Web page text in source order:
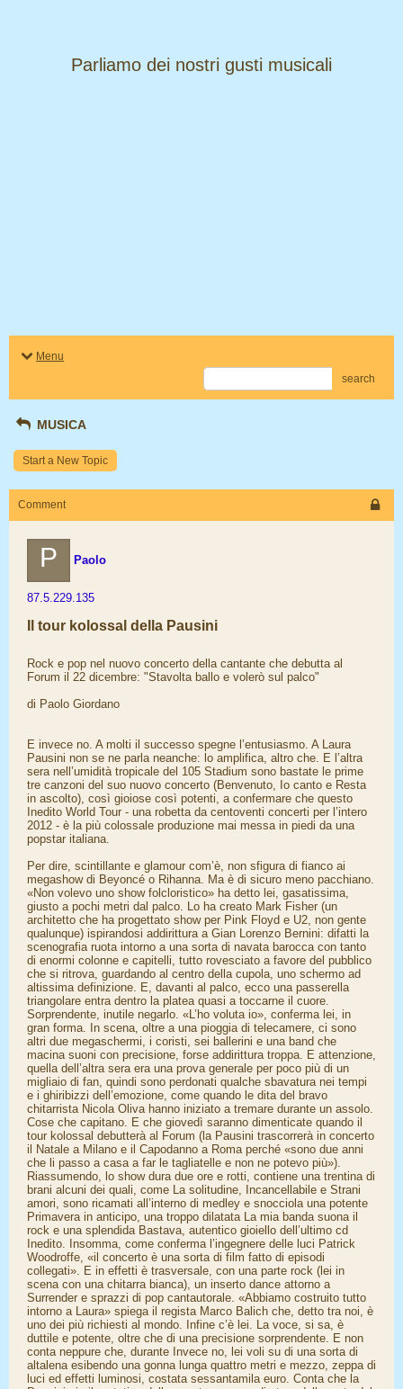
​​​​​​​Parliamo dei nostri gusti musicali
Menu
search
MUSICA
Start a New Topic
Comment
P Paolo
87.5.229.135
Il tour kolossal della Pausini
Rock e pop nel nuovo concerto della cantante che debutta al
Forum il 22 dicembre: "Stavolta ballo e volerò sul palco"
di Paolo Giordano
E invece no. A molti il successo spegne l’entusiasmo. A Laura
Pausini non se ne parla neanche: lo amplifica, altro che. E l’altra
sera nell’umidità tropicale del 105 Stadium sono bastate le prime
tre canzoni del suo nuovo concerto (Benvenuto, Io canto e Resta
in ascolto), così gioiose così potenti, a confermare che questo
Inedito World Tour - una robetta da centoventi concerti per l’intero
2012 - è la più colossale produzione mai messa in piedi da una
popstar italiana.
Per dire, scintillante e glamour com’è, non sfigura di fianco ai
megashow di Beyoncé o Rihanna. Ma è di sicuro meno pacchiano.
«Non volevo uno show folcloristico» ha detto lei, gasatissima,
giusto a pochi metri dal palco. Lo ha creato Mark Fisher (un
architetto che ha progettato show per Pink Floyd e U2, non gente
qualunque) ispirandosi addirittura a Gian Lorenzo Bernini: difatti la
scenografia ruota intorno a una sorta di navata barocca con tanto
di enormi colonne e capitelli, tutto rovesciato a favore del pubblico
che si ritrova, guardando al centro della cupola, uno schermo ad
altissima definizione. E, davanti al palco, ecco una passerella
triangolare entra dentro la platea quasi a toccarne il cuore.
Sorprendente, inutile negarlo. «L’ho voluta io», conferma lei, in
gran forma. In scena, oltre a una pioggia di telecamere, ci sono
altri due megaschermi, i coristi, sei ballerini e una band che
macina suoni con precisione, forse addirittura troppa. E attenzione,
quella dell’altra sera era una prova generale per poco più di un
migliaio di fan, quindi sono perdonati qualche sbavatura nei tempi
e i ghiribizzi dell’emozione, come quando le dita del bravo
chitarrista Nicola Oliva hanno iniziato a tremare durante un assolo.
Cose che capitano. E che giovedì saranno dimenticate quando il
tour kolossal debutterà al Forum (la Pausini trascorrerà in concerto
il Natale a Milano e il Capodanno a Roma perché «sono due anni
che li passo a casa a far le tagliatelle e non ne potevo più»).
Riassumendo, lo show dura due ore e rotti, contiene una trentina di
brani alcuni dei quali, come La solitudine, Incancellabile e Strani
amori, sono ricamati all’interno di medley e snocciola una potente
Primavera in anticipo, una troppo dilatata La mia banda suona il
rock e una splendida Bastava, autentico gioiello dell’ultimo cd
Inedito. Insomma, come conferma l’ingegnere delle luci Patrick
Woodroffe, «il concerto è una sorta di film fatto di episodi
collegati». E in effetti è trasversale, con una parte rock (lei in
scena con una chitarra bianca), un inserto dance attorno a
Surrender e sprazzi di pop cantautorale. «Abbiamo costruito tutto
intorno a Laura» spiega il regista Marco Balich che, detto tra noi, è
uno dei più richiesti al mondo. Infine c’è lei. La voce, si sa, è
duttile e potente, oltre che di una precisione sorprendente. E non
conta neppure che, durante Invece no, lei voli su di una sorta di
altalena esibendo una gonna lunga quattro metri e mezzo, zeppa di
luci ed effetti luminosi, costata sessantamila euro. Conta che la